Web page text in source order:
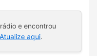
e encontrou
Atualize aqui.